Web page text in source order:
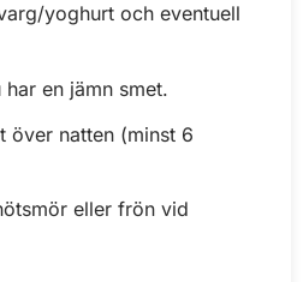
yoghurt och eventuell
en jämn smet.
över natten (minst 6
eller frön vid